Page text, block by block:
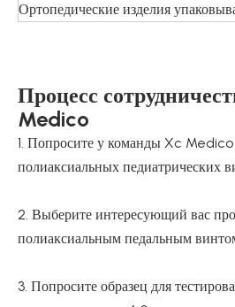
Ортопедические изделия
Процесс
Medico
1. Попросите у команды Xc Medico
полиаксиальных педиатрических
2. Выберите интересующий вас
полиаксиальным педальным
3. Попросите образец для